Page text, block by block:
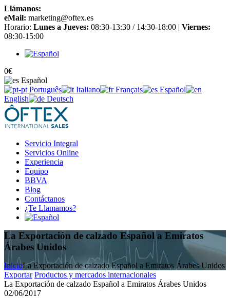
Llámanos:
eMail: marketing@oftex.es
Horario: Lunes a Jueves: 08:30-13:30 / 14:30-18:00 | Viernes:
08:30-15:00
0€
Español
Português
Italiano Français
Español
English
Deutsch
Servicio Integral
Servicios Online
Experiencia
Equipo
BBVA
Blog
Contáctanos
¿Te Llamamos?
La Exportación de calzado Español a Emiratos
Árabes Unidos
InicioLa Exportación de calzado Español a Emiratos Árabes Unidos
Exportar Productos y mercados internacionales
La Exportación de calzado Español a Emiratos Árabes Unidos
02/06/2017